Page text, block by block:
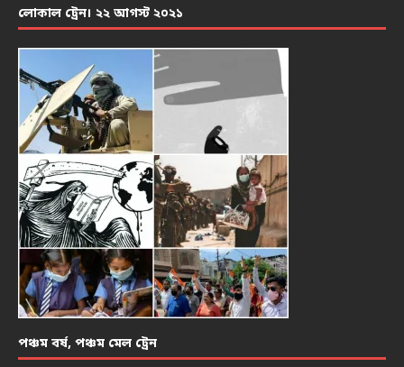
লোকাল ট্রেন। ২২ আগস্ট ২০২১
পঞ্চম বর্ষ, পঞ্চম মেল ট্রেন